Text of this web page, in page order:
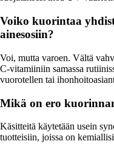
Voiko kuorintaa
ainesosiin?
Voi, mutta varoen. Vältä
C-vitamiiniin samassa
vuorotellen tai
Mikä on ero
Käsitteitä käytetään usein
tuotteisiin, joissa on